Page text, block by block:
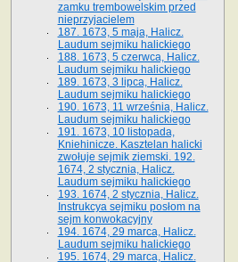
zamku trembowelskim przed
nieprzyjacielem
187. 1673, 5 maja, Halicz.
Laudum sejmiku halickiego
188. 1673, 5 czerwca, Halicz.
Laudum sejmiku halickiego
189. 1673, 3 lipca, Halicz.
Laudum sejmiku halickiego
190. 1673, 11 września, Halicz.
Laudum sejmiku halickiego
191. 1673, 10 listopada,
Kniehinicze. Kasztelan halicki
zwołuje sejmik ziemski. 192.
1674, 2 stycznia, Halicz.
Laudum sejmiku halickiego
193. 1674, 2 stycznia, Halicz.
Instrukcya sejmiku posłom na
sejm konwokacyjny
194. 1674, 29 marca, Halicz.
Laudum sejmiku halickiego
195. 1674, 29 marca, Halicz.